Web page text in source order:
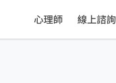
心理師 線上諮詢